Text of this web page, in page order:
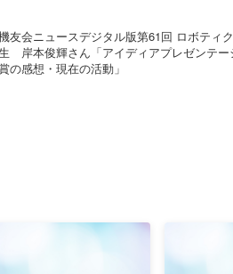
友会ニュースデジタル版第61回 ロボティ
岸本俊輝さん「アイディアプレゼンテー
の感想・現在の活動」